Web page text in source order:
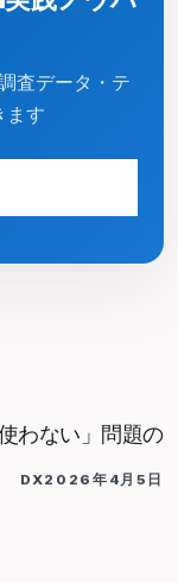
査データ・テ
ます
わない」問題の
で100アプリ
DX2026年4月5日